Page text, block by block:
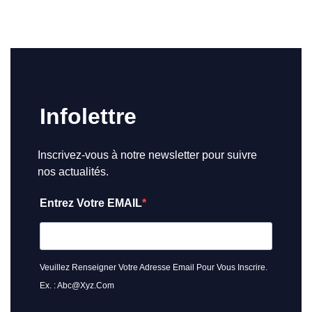
Infolettre
Inscrivez-vous à notre newsletter pour suivre
nos actualités.
Entrez Votre EMAIL
Veuillez Renseigner Votre Adresse Email Pour Vous Inscrire.
Ex. : Abc@xyz.com